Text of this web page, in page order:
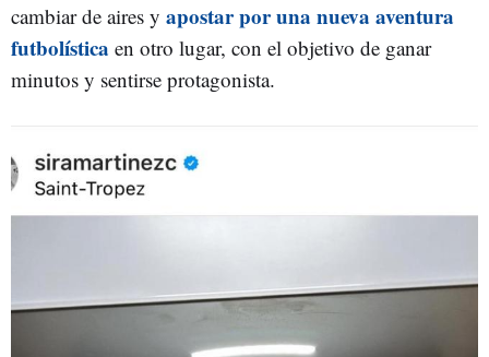
cambiar de aires y apostar por una nueva aventura
futbolística en otro lugar, con el objetivo de ganar
minutos y sentirse protagonista.